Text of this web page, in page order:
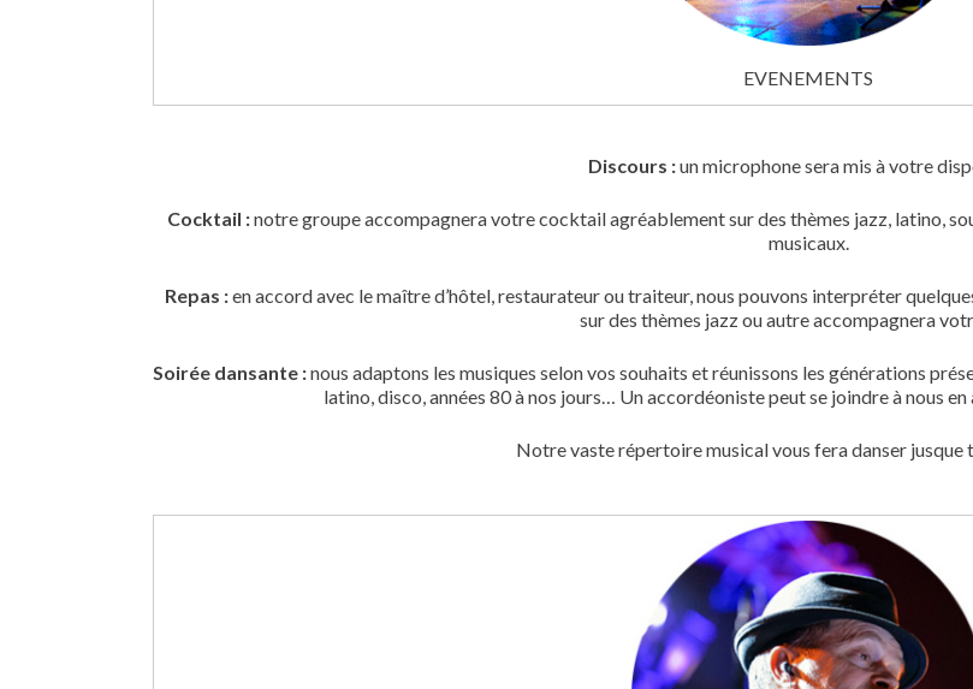
EVENEMENTS
Discours :un microphone sera mis à votre
Cocktail :notre groupe accompagnera votre cocktail agréablement sur des thèmes jazz, latino,
musicaux.
Repas :en accord avec le maître d’hôtel, restaurateur ou traiteur, nous pouvons interpréter
sur des thèmes jazz ou autre accompagnera
Soirée dansante :nous adaptons les musiques selon vos souhaits et réunissons les générations
latino, disco, années 80 à nos jours… Un accordéoniste peut se joindre à nous
Notre vaste répertoire musical vous fera danser jusque